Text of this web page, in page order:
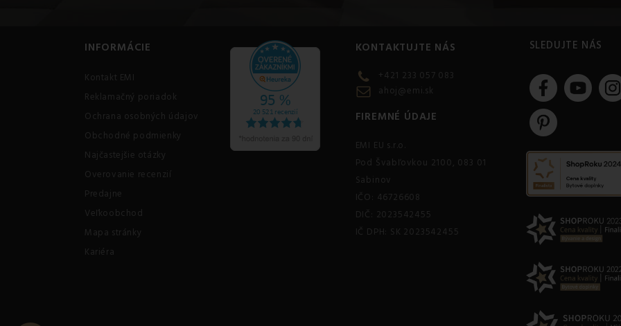
INFORMÁCIE
Kontakt EMI
Reklamačný poriadok
Ochrana osobných údajov
Obchodné podmienky
Najčastejšie otázky
Overovanie recenzií
Predajne
Veľkoobchod
Mapa stránky
Kariéra
KONTAKTUJTE NÁS
+421 233 057 083
ahoj@emi.sk
FIREMNÉ ÚDAJE
EMI EU s.r.o.
Pod Švabľovkou 2100, 083 01
Sabinov
IČO: 46726608
DIČ: 2023542455
IČ DPH: SK 2023542455
SLEDUJTE NÁS